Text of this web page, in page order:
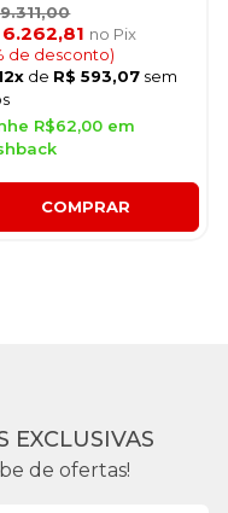
6.262,81 no Pix
de desconto)
de R$ 593,07 sem
R$62,00 em
COMPRAR
EXCLUSIVAS
de ofertas!